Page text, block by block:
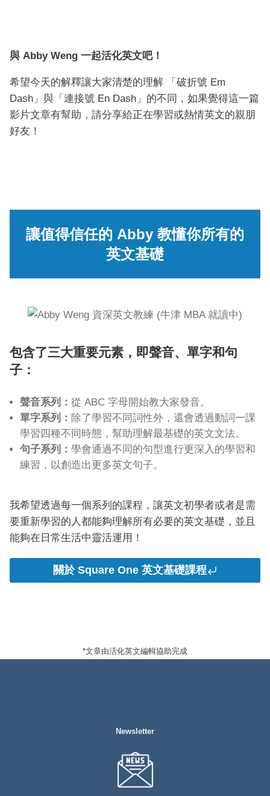
與 Abby Weng 一起活化英文吧！
希望今天的解釋讓大家清楚的理解 「破折號 Em
Dash」與「連接號 En Dash」的不同，如果覺得這一篇
影片文章有幫助，請分享給正在學習或熱情英文的親朋
好友！
讓值得信任的 Abby 教懂你所有的
英文基礎
包含了三大重要元素，即聲音、單字和句
子：
聲音系列： 從 ABC 字母開始教大家發音。
單字系列： 除了學習不同詞性外，還會透過動詞一課
學習四種不同時態，幫助理解最基礎的英文文法。
句子系列： 學會通過不同的句型進行更深入的學習和
練習，以創造出更多英文句子。
我希望透過每一個系列的課程，讓英文初學者或者是需
要重新學習的人都能夠理解所有必要的英文基礎，並且
能夠在日常生活中靈活運用！
關於 Square One 英文基礎課程
*文章由活化英文編輯協助完成
Newsletter